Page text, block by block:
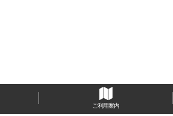
ご利用案内